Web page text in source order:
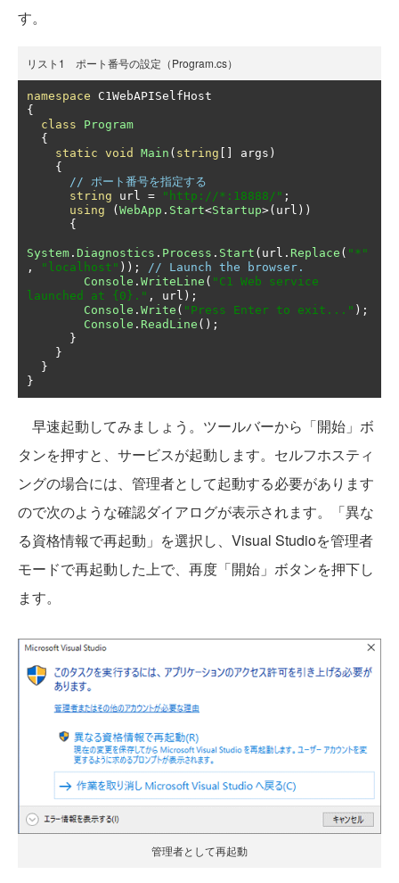
す。
リスト1 ポート番号の設定（Program.cs）
namespace
{
class
Program
{
static void Main ( string args )
{
// ポート番号を指定する
string url = "http://*:18888/" ;
using
( WebApp . Start<Startup>( url ))
{
System . Diagnostics . Process . Start ( url . Replace ( "*"
,
"localhost" ));
// Launch the browser.
Console . WriteLine ( "C1 Web service
launched at {0}." , url );
Console . Write ( "Press Enter to exit..." );
Console . ReadLine ();
}
}
}
}
早速起動してみましょう。ツールバーから「開始」ボ
タンを押すと、サービスが起動します。セルフホスティ
ングの場合には、管理者として起動する必要があります
ので次のような確認ダイアログが表示されます。「異な
る資格情報で再起動」を選択し、Visual Studioを管理者
モードで再起動した上で、再度「開始」ボタンを押下し
ます。
管理者として再起動